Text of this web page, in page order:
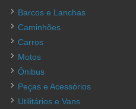
Barcos e Lanchas
Caminhões
Carros
Motos
Ônibus
Peças e Acessórios
Utilitários e Vans